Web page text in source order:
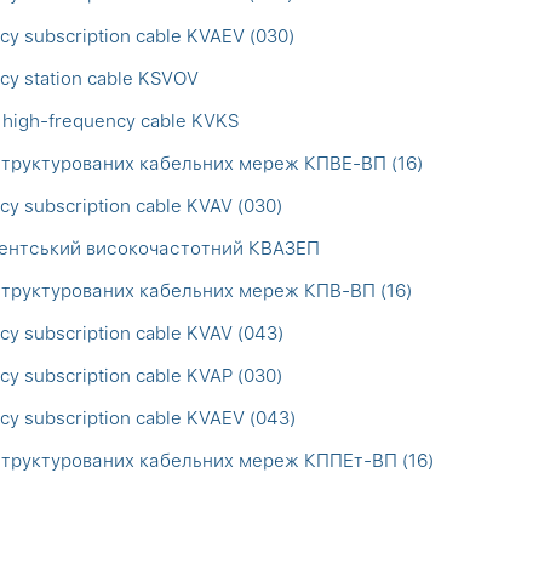
subscription cable KVAEV (030)
station cable KSVOV
frequency cable KVKS
кабельних мереж КПВЕ-ВП (16)
subscription cable KVAV (030)
високочастотний КВАЗЕП
кабельних мереж КПВ-ВП (16)
subscription cable KVAV (043)
subscription cable KVAP (030)
subscription cable KVAEV (043)
кабельних мереж КППЕт-ВП (16)